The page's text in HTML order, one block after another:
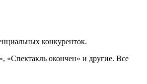
конкуренток.
«Спектакль окончен» и другие. Все